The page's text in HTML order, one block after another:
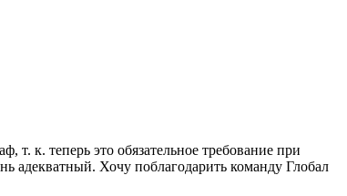
к. теперь это обязательное требование при
адекватный. Хочу поблагодарить команду Глобал